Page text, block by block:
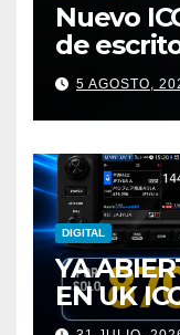
Nuevo
de
5 AGOSTO,
DIGITAL
YA
EN UK